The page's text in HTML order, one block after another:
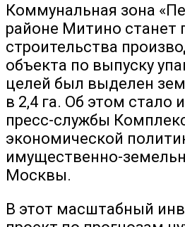
Коммунальная зона
районе Митино станет
строительства
объекта по выпуску
целей был выделен
в 2,4 га. Об этом стало
пресс-службы
экономической
имущественно-
Москвы.
В этот масштабный